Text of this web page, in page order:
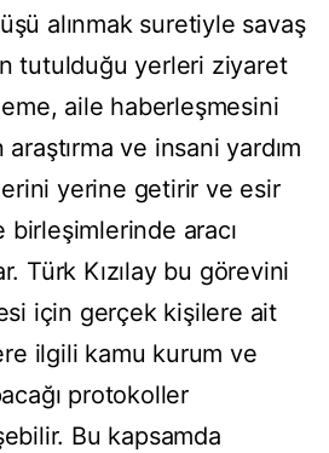
alınmak suretiyle savaş
tutulduğu yerleri ziyaret
aile haberleşmesini
araştırma ve insani yardım
yerine getirir ve esir
aracı
Türk Kızılay bu görevini
için gerçek kişilere ait
ilgili kamu kurum ve
protokoller
Bu kapsamda